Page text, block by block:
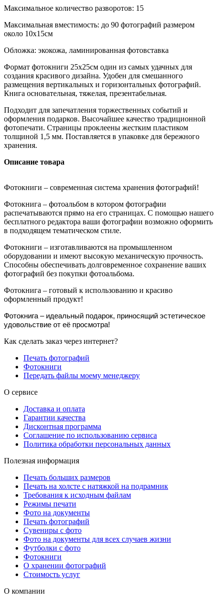
Максимальное количество разворотов: 15
Максимальная вместимость: до 90 фотографий размером
около 10х15см
Обложка: экокожа, ламинированная фотовставка
Формат фотокниги 25х25см один из самых удачных для
создания красивого дизайна. Удобен для смешанного
размещения вертикальных и горизонтальных фотографий.
Книга основательная, тяжелая, презентабельная.
Подходит для запечатления торжественных событий и
оформления подарков. Высочайшее качество традиционной
фотопечати. Страницы проклеены жестким пластиком
толщиной 1,5 мм. Поставляется в упаковке для бережного
хранения.
Описание товара
Фотокниги – современная система хранения фотографий!
Фотокнига – фотоальбом в котором фотографии
распечатываются прямо на его страницах. С помощью нашего
бесплатного редактора ваши фотографии возможно оформить
в подходящем тематическом стиле.
Фотокниги – изготавливаются на промышленном
оборудовании и имеют высокую механическую прочность.
Способны обеспечивать долговременное сохранение ваших
фотографий без покупки фотоальбома.
Фотокнига – готовый к использованию и красиво
оформленный продукт!
Фотокнига – идеальный подарок, приносящий эстетическое
удовольствие от её просмотра!
Как сделать заказ через интернет?
Печать фотографий
Фотокниги
Передать файлы моему менеджеру
О сервисе
Доставка и оплата
Гарантии качества
Дисконтная программа
Соглашение по использованию сервиса
Политика обработки персональных данных
Полезная информация
Печать больших размеров
Печать на холсте c натяжкой на подрамник
Требования к исходным файлам
Режимы печати
Фото на документы
Печать фотографий
Сувениры с фото
Фото на документы для всех случаев жизни
Футболки с фото
Фотокниги
О хранении фотографий
Стоимость услуг
О компании